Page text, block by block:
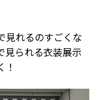
見れるのすごくな
見られる衣装展示